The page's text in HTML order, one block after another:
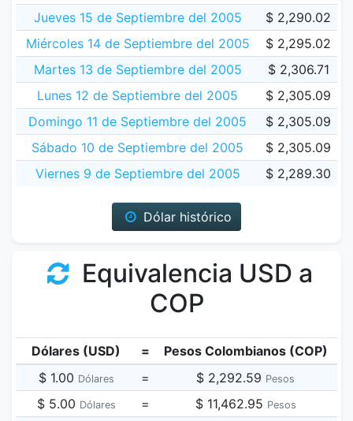
Jueves 15 de Septiembre del 2005
$ 2,290.02
Miércoles 14 de Septiembre del 2005
$ 2,295.02
Martes 13 de Septiembre del 2005
$ 2,306.71
Lunes 12 de Septiembre del 2005
$ 2,305.09
Domingo 11 de Septiembre del 2005
$ 2,305.09
Sábado 10 de Septiembre del 2005
$ 2,305.09
Viernes 9 de Septiembre del 2005
$ 2,289.30
Dólar histórico
Equivalencia USD a
COP
Dólares (USD) =
Pesos Colombianos (COP)
$ 1.00 Dólares = $ 2,292.59 Pesos
$ 5.00 Dólares = $ 11,462.95 Pesos